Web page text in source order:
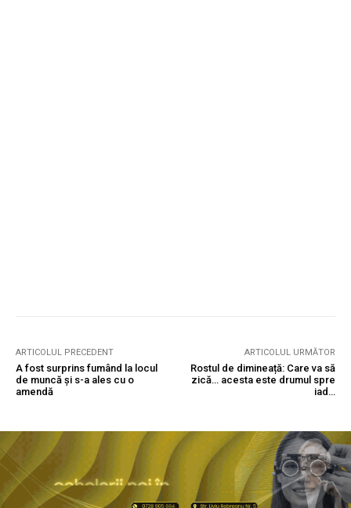
ARTICOLUL PRECEDENT
A fost surprins fumând la locul
de muncă și s-a ales cu o
amendă
ARTICOLUL URMĂTOR
Rostul de dimineață: Care va să
zică… acesta este drumul spre
iad…